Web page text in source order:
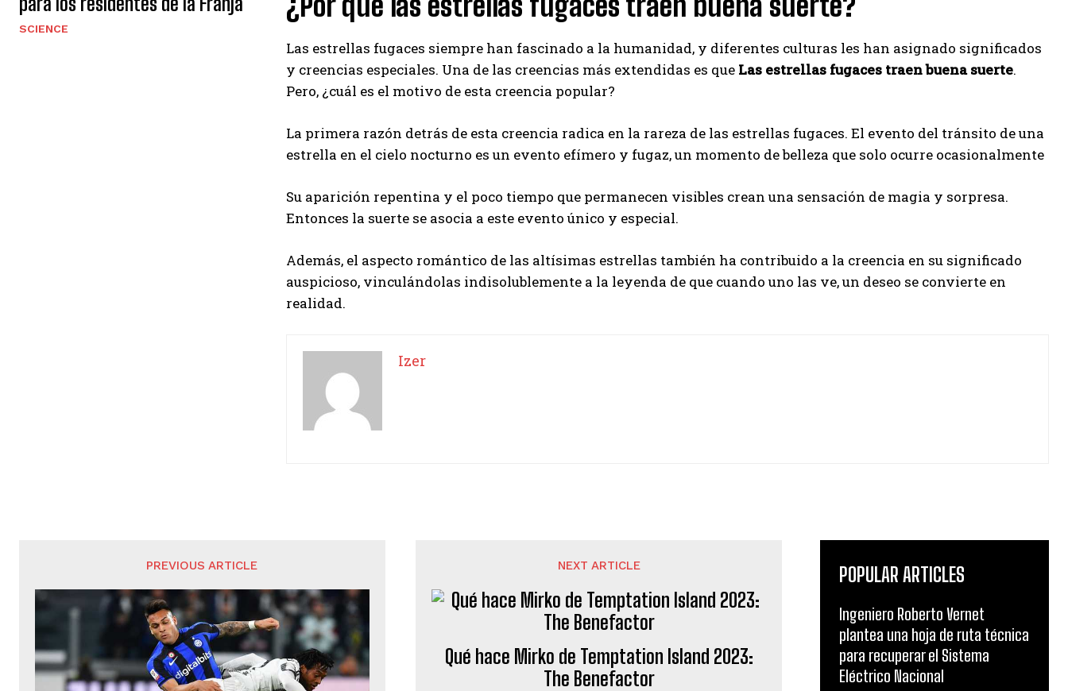
SCIENCE
Las estrellas fugaces siempre han fascinado a la humanidad, y diferentes culturas les han asignado significados
y creencias especiales. Una de las creencias más extendidas es que Las estrellas fugaces traen buena suerte.
Pero, ¿cuál es el motivo de esta creencia popular?
La primera razón detrás de esta creencia radica en la rareza de las estrellas fugaces. El evento del tránsito de una
estrella en el cielo nocturno es un evento efímero y fugaz, un momento de belleza que solo ocurre ocasionalmente
Su aparición repentina y el poco tiempo que permanecen visibles crean una sensación de magia y sorpresa.
Entonces la suerte se asocia a este evento único y especial.
Además, el aspecto romántico de las altísimas estrellas también ha contribuido a la creencia en su significado
auspicioso, vinculándolas indisolublemente a la leyenda de que cuando uno las ve, un deseo se convierte en
realidad.
Izer
PREVIOUS ARTICLE NEXT ARTICLE
Qué hace Mirko de Temptation Island 2023:
The Benefactor
POPULAR ARTICLES
Ingeniero Roberto Vernet
plantea una hoja de ruta técnica
para recuperar el Sistema
Eléctrico Nacional